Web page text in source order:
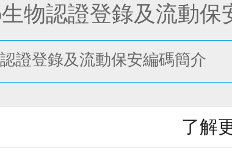
物認證登錄及流動保
證登錄及流動保安編碼簡介
了解